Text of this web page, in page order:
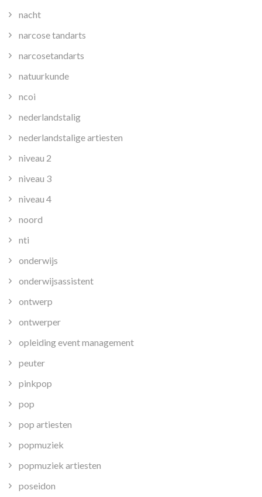
nacht
narcose tandarts
narcosetandarts
natuurkunde
ncoi
nederlandstalig
nederlandstalige artiesten
niveau 2
niveau 3
niveau 4
noord
nti
onderwijs
onderwijsassistent
ontwerp
ontwerper
opleiding event management
peuter
pinkpop
pop
pop artiesten
popmuziek
popmuziek artiesten
poseidon